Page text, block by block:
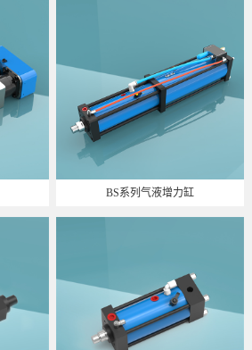
BS系列气液增力缸